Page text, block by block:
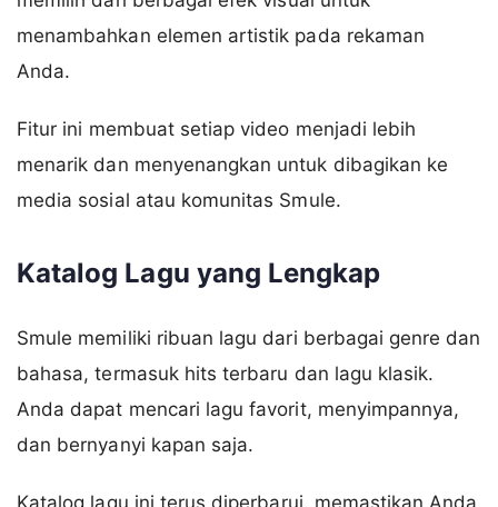
menambahkan elemen artistik pada rekaman
Anda.
Fitur ini membuat setiap video menjadi lebih
menarik dan menyenangkan untuk dibagikan ke
media sosial atau komunitas Smule.
Katalog Lagu yang Lengkap
Smule memiliki ribuan lagu dari berbagai genre dan
bahasa, termasuk hits terbaru dan lagu klasik.
Anda dapat mencari lagu favorit, menyimpannya,
dan bernyanyi kapan saja.
Katalog lagu ini terus diperbarui, memastikan Anda